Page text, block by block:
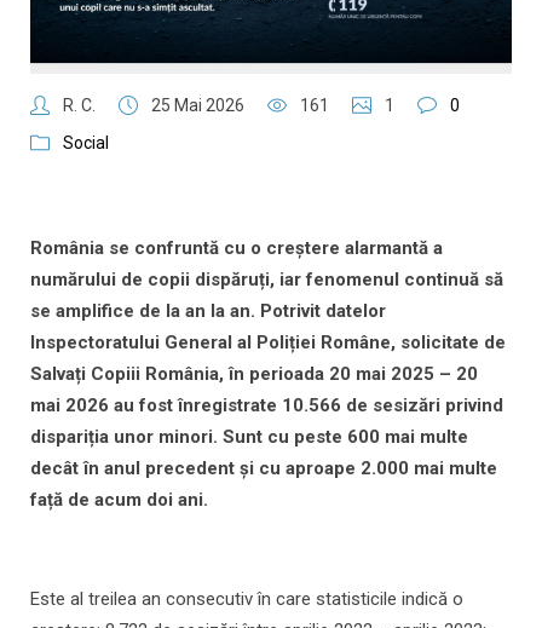
R. C. 25 Mai 2026 161 1
0
Social
România se confruntă cu o creștere alarmantă a
numărului de copii dispăruți, iar fenomenul continuă să
se amplifice de la an la an. Potrivit datelor
Inspectoratului General al Poliției Române, solicitate de
Salvați Copiii România, în perioada 20 mai 2025 – 20
mai 2026 au fost înregistrate 10.566 de sesizări privind
dispariția unor minori. Sunt cu peste 600 mai multe
decât în anul precedent și cu aproape 2.000 mai multe
față de acum doi ani.
Este al treilea an consecutiv în care statisticile indică o